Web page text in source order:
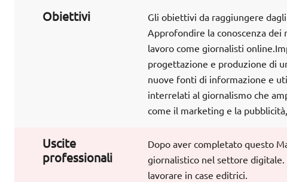
Obiettivi
Gli obiettivi da raggiungere
Approfondire la conoscenza
lavoro come giornalisti
progettazione e produzione di
nuove fonti di informazione e
interrelati al giornalismo che
come il marketing e la
Uscite
professionali
Dopo aver completato questo
giornalistico nel settore digitale.
lavorare in case editrici.